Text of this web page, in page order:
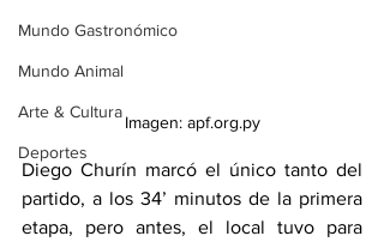
Mundo Gastronómico
Mundo Animal
Arte & Cultura
Deportes
Imagen: apf.org.py
Diego Churín marcó el único tanto del
partido, a los 34’ minutos de la primera
etapa, pero antes, el local tuvo para